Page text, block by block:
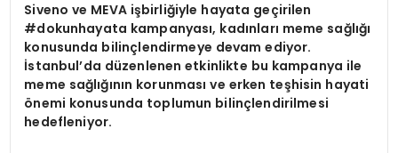
Siveno ve MEVA işbirliğiyle hayata geçirilen
#dokunhayata kampanyası, kadınları meme sağlığı
konusunda bilinçlendirmeye devam ediyor.
İstanbul’da düzenlenen etkinlikte bu kampanya ile
meme sağlığının korunmasıve erken teşhisin hayati
önemi konusunda toplumun bilinçlendirilmesi
hedefleniyor.